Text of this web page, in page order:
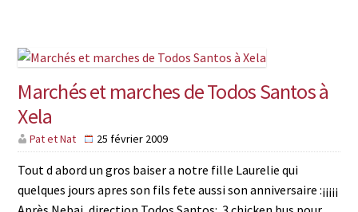
Marchés et marches de Todos Santos à
Xela
Pat et Nat 25 février 2009
Tout d abord un gros baiser a notre fille Laurelie qui
quelques jours apres son fils fete aussi son anniversaire :¡¡¡¡¡